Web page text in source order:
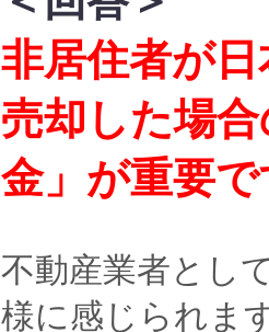
非居住者が
売却した場
金」が重要
不動産業者とし
様に感じられま